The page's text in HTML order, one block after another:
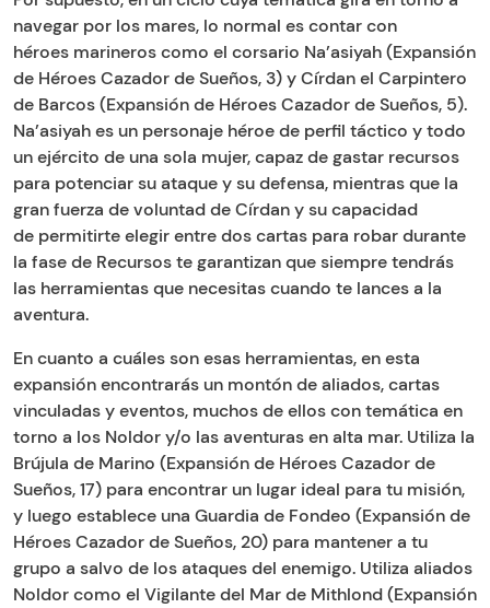
navegar por los mares, lo normal es contar con
héroes marineros como el corsario Na’asiyah (Expansión
de Héroes Cazador de Sueños, 3) y Círdan el Carpintero
de Barcos (Expansión de Héroes Cazador de Sueños, 5).
Na’asiyah es un personaje héroe de perfil táctico y todo
un ejército de una sola mujer, capaz de gastar recursos
para potenciar su ataque y su defensa, mientras que la
gran fuerza de voluntad de Círdan y su capacidad
de permitirte elegir entre dos cartas para robar durante
la fase de Recursos te garantizan que siempre tendrás
las herramientas que necesitas cuando te lances a la
aventura.
En cuanto a cuáles son esas herramientas, en esta
expansión encontrarás un montón de aliados, cartas
vinculadas y eventos, muchos de ellos con temática en
torno a los Noldor y/o las aventuras en alta mar. Utiliza la
Brújula de Marino (Expansión de Héroes Cazador de
Sueños, 17) para encontrar un lugar ideal para tu misión,
y luego establece una Guardia de Fondeo (Expansión de
Héroes Cazador de Sueños, 20) para mantener a tu
grupo a salvo de los ataques del enemigo. Utiliza aliados
Noldor como el Vigilante del Mar de Mithlond (Expansión